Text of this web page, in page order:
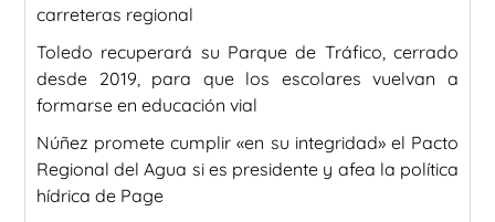
carreteras regional
Toledo recuperará su Parque de Tráfico, cerrado
desde 2019, para que los escolares vuelvan a
formarse en educación vial
Núñez promete cumplir «en su integridad» el Pacto
Regional del Agua si es presidente y afea la política
hídrica de Page